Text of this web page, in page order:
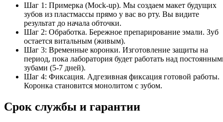
Шаг 1: Примерка (Mock-up). Мы создаем макет будущих
зубов из пластмассы прямо у вас во рту. Вы видите
результат до начала обточки.
Шаг 2: Обработка. Бережное препарирование эмали. Зуб
остается витальным (живым).
Шаг 3: Временные коронки. Изготовление защиты на
период, пока лаборатория будет работать над
зубами (5-7 дней).
Шаг 4: Фиксация. Адгезивная фиксация готовой работы.
Коронка становится монолитом с зубом.
Срок службы и гарантии